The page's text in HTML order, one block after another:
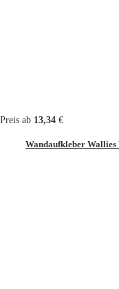
Preis ab 13,34 €
Wandaufkleber